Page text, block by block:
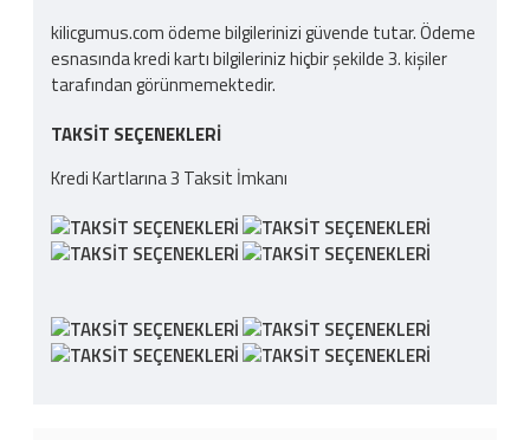
kilicgumus.com ödeme bilgilerinizi güvende tutar. Ödeme
esnasında kredi kartı bilgileriniz hiçbir şekilde 3. kişiler
tarafından görünmemektedir.
TAKSIT SEÇENEKLERI
Kredi Kartlarına 3 Taksit İmkanı